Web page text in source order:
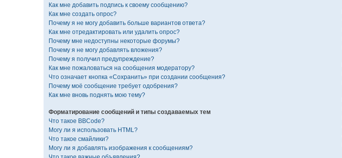
Как мне добавить подпись к своему сообщению?
Как мне создать опрос?
Почему я не могу добавить больше вариантов ответа?
Как мне отредактировать или удалить опрос?
Почему мне недоступны некоторые форумы?
Почему я не могу добавлять вложения?
Почему я получил предупреждение?
Как мне пожаловаться на сообщения модератору?
Что означает кнопка «Сохранить» при создании сообщения?
Почему моё сообщение требует одобрения?
Как мне вновь поднять мою тему?
Форматирование сообщений и типы создаваемых тем
Что такое BBCode?
Могу ли я использовать HTML?
Что такое смайлики?
Могу ли я добавлять изображения к сообщениям?